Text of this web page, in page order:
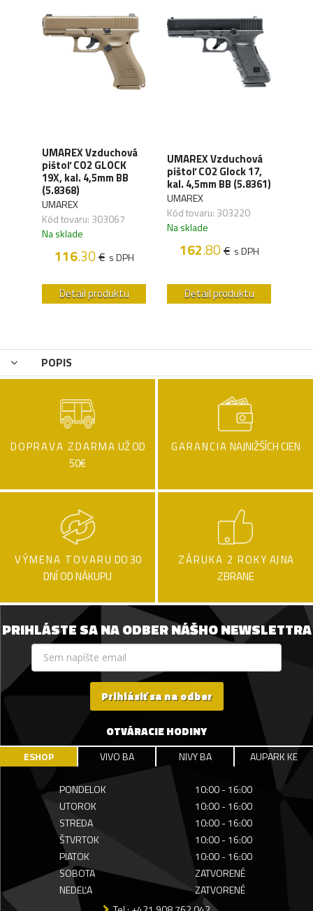
UMAREX Vzduchová
pištoľ CO2 GLOCK
19X, kal. 4,5mm BB
(5.8368)
UMAREX
Kód tovaru: 303067
Na sklade
116.30€ s DPH
Detail produktu
UMAREX Vzduchová
pištoľ CO2 Glock 17,
kal. 4,5mm BB (5.8361)
UMAREX
Kód tovaru: 303220
Na sklade
162.80€ s DPH
Detail produktu
POPIS
DOPRAVA ZDARMA UŽ OD
50€
GARANCIA NAJNIŽŠÍCH CIEN
VÝMENA TOVARU DO 30
DNÍ OD NÁKUPU
ZÁRUKA 2 ROKY AJ NA
ZBRANE
PRIHLÁSTE SA NA ODBER NÁŠHO NEWSLETTRA
Prihlásiť sa na odber
OTVÁRACIE HODINY
ESHOP VIVO BA NIVY BA AUPARK KE
PONDELOK
10:00 - 16:00
UTOROK
10:00 - 16:00
STREDA
10:00 - 16:00
ŠTVRTOK
10:00 - 16:00
PIATOK
10:00 - 16:00
SOBOTA
ZATVORENÉ
NEDEĽA
ZATVORENÉ